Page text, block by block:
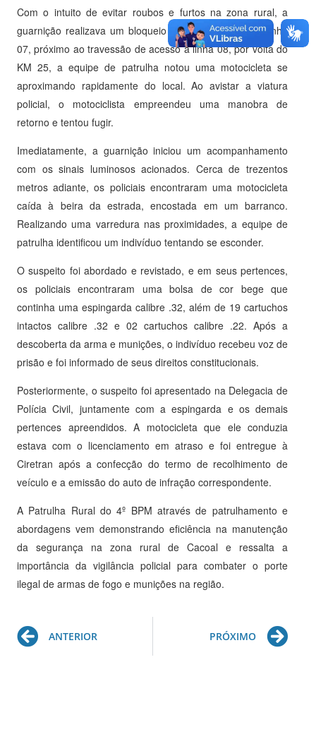
Com o intuito de evitar roubos e furtos na zona rural, a
guarnição realizava um bloqueio policial de rotina na linha
07, próximo ao travessão de acesso à linha 08, por volta do
KM 25, a equipe de patrulha notou uma motocicleta se
aproximando rapidamente do local. Ao avistar a viatura
policial, o motociclista empreendeu uma manobra de
retorno e tentou fugir.
Imediatamente, a guarnição iniciou um acompanhamento
com os sinais luminosos acionados. Cerca de trezentos
metros adiante, os policiais encontraram uma motocicleta
caída à beira da estrada, encostada em um barranco.
Realizando uma varredura nas proximidades, a equipe de
patrulha identificou um indivíduo tentando se esconder.
O suspeito foi abordado e revistado, e em seus pertences,
os policiais encontraram uma bolsa de cor bege que
continha uma espingarda calibre .32, além de 19 cartuchos
intactos calibre .32 e 02 cartuchos calibre .22. Após a
descoberta da arma e munições, o indivíduo recebeu voz de
prisão e foi informado de seus direitos constitucionais.
Posteriormente, o suspeito foi apresentado na Delegacia de
Polícia Civil, juntamente com a espingarda e os demais
pertences apreendidos. A motocicleta que ele conduzia
estava com o licenciamento em atraso e foi entregue à
Ciretran após a confecção do termo de recolhimento de
veículo e a emissão do auto de infração correspondente.
A Patrulha Rural do 4º BPM através de patrulhamento e
abordagens vem demonstrando eficiência na manutenção
da segurança na zona rural de Cacoal e ressalta a
importância da vigilância policial para combater o porte
ilegal de armas de fogo e munições na região.
Prev
ANTERIOR PRÓXIMO